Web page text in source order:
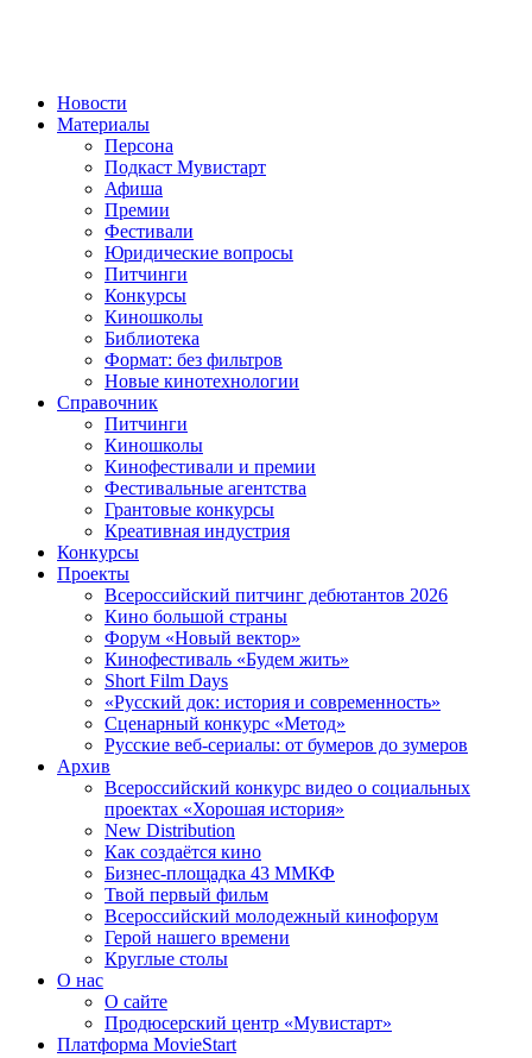
Новости
Материалы
Персона
Подкаст Мувистарт
Афиша
Премии
Фестивали
Юридические вопросы
Питчинги
Конкурсы
Киношколы
Библиотека
Формат: без фильтров
Новые кинотехнологии
Справочник
Питчинги
Киношколы
Кинофестивали и премии
Фестивальные агентства
Грантовые конкурсы
Креативная индустрия
Конкурсы
Проекты
Всероссийский питчинг дебютантов 2026
Кино большой страны
Форум «Новый вектор»
Кинофестиваль «Будем жить»
Short Film Days
«Русский док: история и современность»
Сценарный конкурс «Метод»
Русские веб-сериалы: от бумеров до зумеров
Архив
Всероссийский конкурс видео о социальных
проектах «Хорошая история»
New Distribution
Как создаётся кино
Бизнес-площадка 43 ММКФ
Твой первый фильм
Всероссийский молодежный кинофорум
Герой нашего времени
Круглые столы
О нас
О сайте
Продюсерский центр «Мувистарт»
Платформа MovieStart